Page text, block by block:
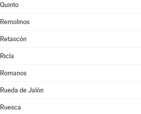
Quinto
Remolinos
Retascón
Ricla
Romanos
Rueda de Jalón
Ruesca